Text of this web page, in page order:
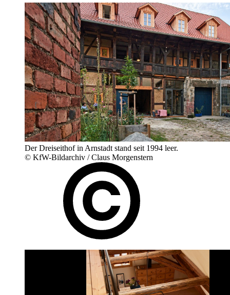
Der Dreiseithof in Arnstadt stand seit 1994 leer.
© KfW-Bildarchiv / Claus Morgenstern